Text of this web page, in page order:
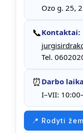
Ozo g. 25,
📞Kontaktai:
Tel.
⏰ Darbo
I–VII:
📍 Rodyti